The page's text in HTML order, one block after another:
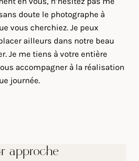
doute le photographe à
vous cherchiez. Je peux
ailleurs dans notre beau
Je me tiens à votre entière
accompagner à la réalisation
journée.
approche